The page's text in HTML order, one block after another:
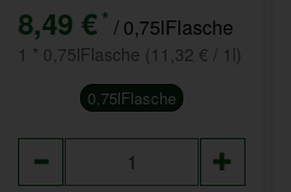
8,49 € * / 0,75lFlasche
1 * 0,75lFlasche (11,32 € / 1l)
0,75lFlasche